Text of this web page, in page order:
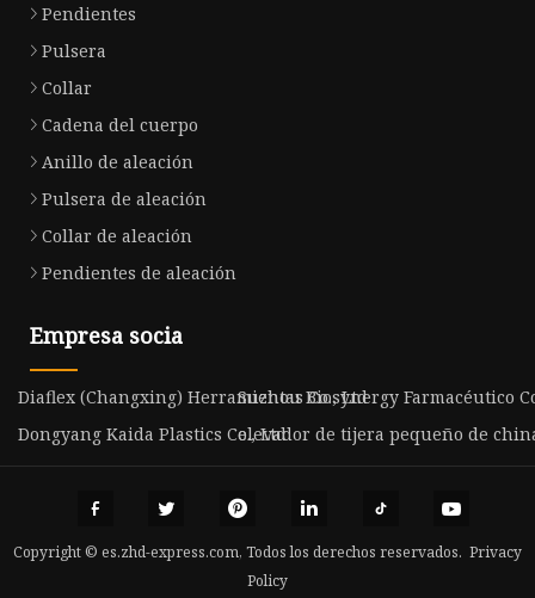
Pendientes
Pulsera
Collar
Cadena del cuerpo
Anillo de aleación
Pulsera de aleación
Collar de aleación
Pendientes de aleación
Empresa socia
Diaflex (Changxing) Herramientas Co., LtdSuzhou Biosynergy Farmacéutico
Dongyang Kaida Plastics Co., Ltdelevador de tijera pequeño de
Copyright © es.zhd-express.com, Todos los derechos reservados. Privacy
Policy